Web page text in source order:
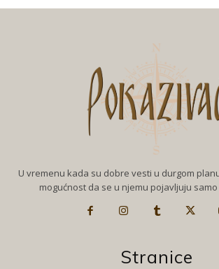
U vremenu kada su dobre vesti u durgom
mogućnost da se u njemu pojavljuju
Stranice